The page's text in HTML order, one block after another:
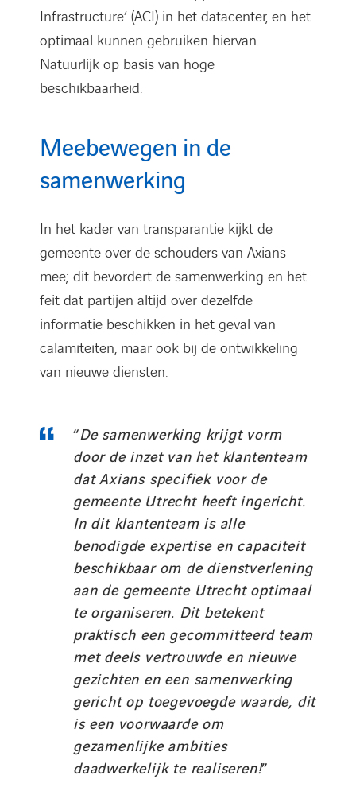
LINKEDINYOUTUBEFACEBOOK
Infrastructure’ (ACI) in het datacenter, en het
optimaal kunnen gebruiken hiervan.
Natuurlijk op basis van hoge
beschikbaarheid.
Meebewegen in de
samenwerking
In het kader van transparantie kijkt de
gemeente over de schouders van Axians
mee; dit bevordert de samenwerking en het
feit dat partijen altijd over dezelfde
informatie beschikken in het geval van
calamiteiten, maar ook bij de ontwikkeling
van nieuwe diensten.
“De samenwerking krijgt vorm
door de inzet van het klantenteam
dat Axians specifiek voor de
gemeente Utrecht heeft ingericht.
In dit klantenteam is alle
benodigde expertise en capaciteit
beschikbaar om de dienstverlening
aan de gemeente Utrecht optimaal
te organiseren. Dit betekent
praktisch een gecommitteerd team
met deels vertrouwde en nieuwe
gezichten en een samenwerking
gericht op toegevoegde waarde, dit
is een voorwaarde om
gezamenlijke ambities
daadwerkelijk te realiseren!”